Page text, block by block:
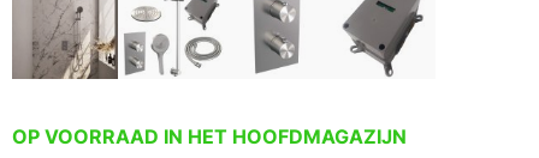
OP VOORRAAD IN HET HOOFDMAGAZIJN